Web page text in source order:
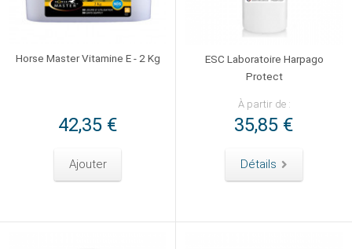
Horse Master Vitamine E - 2 Kg
42,35 €
Ajouter
ESC Laboratoire Harpago
Protect
À partir de :
35,85 €
Détails